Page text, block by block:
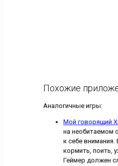
Похожие
Аналогичные игры:
Мой говорящий
на необитаемом
к себе внимания.
кормить, поить,
Геймер должен